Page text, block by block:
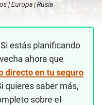
|Europa|Rusia
Si estás planificando
ahora que
directo en tu seguro
quieres saber más,
sobre el